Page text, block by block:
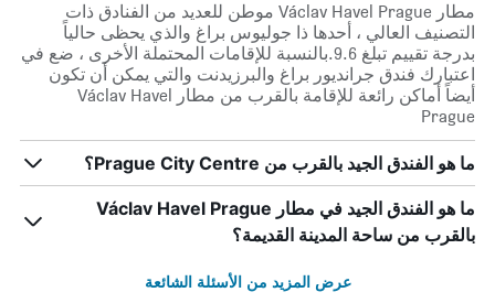
مطار Václav Havel Prague موطن للعديد من الفنادق ذات
التصنيف العالي ، أحدها ذا جوليوس براغ والذي يحظى حالياً
بدرجة تقييم تبلغ 9.6.بالنسبة للإقامات المحتملة الأخرى ، ضع في
اعتبارك فندق جرانديور براغ والبرزيدنت والتي يمكن أن تكون
أيضاً أماكن رائعة للإقامة بالقرب من مطار Václav Havel
Prague
ما هو الفندق الجيد بالقرب من Prague City Centre؟
ما هو الفندق الجيد في مطار Václav Havel Prague
بالقرب من ساحة المدينة القديمة؟
عرض المزيد من الأسئلة الشائعة